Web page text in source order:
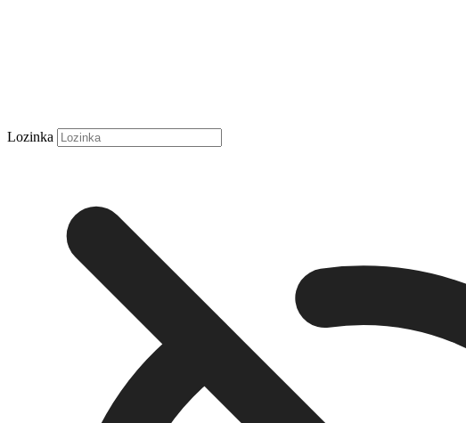
Lozinka